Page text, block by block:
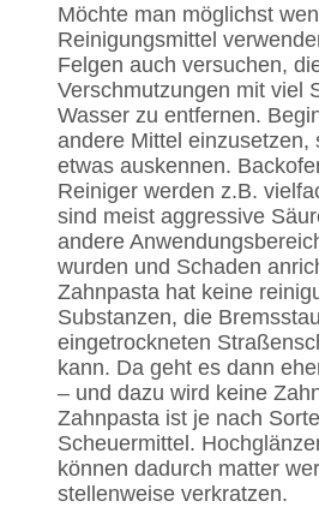
Möchte man möglichst
Reinigungsmittel
Felgen auch versuchen,
Verschmutzungen mit viel
Wasser zu entfernen.
andere Mittel einzusetzen,
etwas auskennen.
Reiniger werden z.B.
sind meist aggressive
andere
wurden und Schaden
Zahnpasta hat keine
Substanzen, die
eingetrockneten
kann. Da geht es dann
– und dazu wird keine
Zahnpasta ist je nach
Scheuermittel.
können dadurch matter
stellenweise verkratzen.